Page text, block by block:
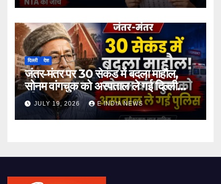
दिल्ली देश
जंतर-मंतर पर 30 सेकंड में बदला माहौल,
सोनम वांगचुक को अस्पताल ले गई दिल्ली
पुलिस
JULY 19, 2026 E INDIA NEWS